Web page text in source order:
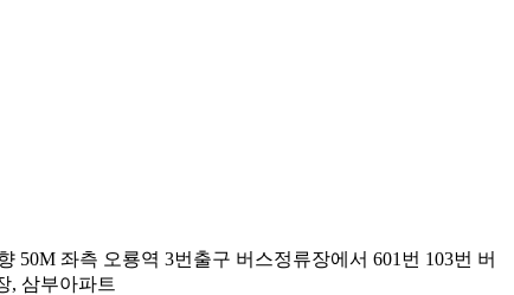
50M 좌측 오룡역 3번출구 버스정류장에서 601번 103번 버
, 삼부아파트